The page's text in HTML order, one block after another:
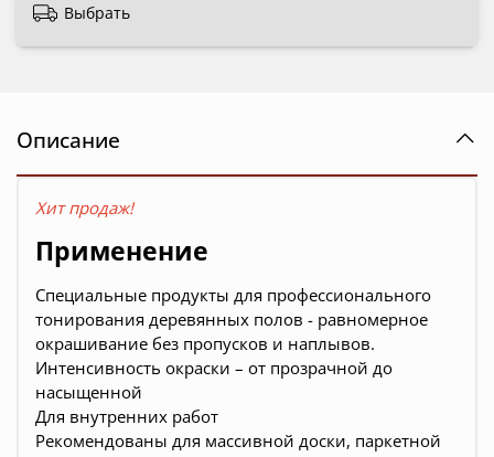
Выбрать
Описание
Хит продаж!
Применение
Специальные продукты для профессионального
тонирования деревянных полов - равномерное
окрашивание без пропусков и наплывов.
Интенсивность окраски – от прозрачной до
насыщенной
Для внутренних работ
Рекомендованы для массивной доски, паркетной